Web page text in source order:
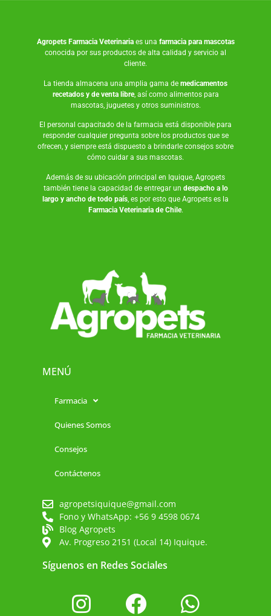
Agropets Farmacia Veterinariaes una farmacia para mascotas
conocida por sus productos de alta calidad y servicio al
cliente.
La tienda almacena una amplia gama de medicamentos
recetados y de venta libre, así como alimentos para
mascotas, juguetesy otros suministros.
El personal capacitado de la farmacia está disponible para
responder cualquier pregunta sobre los productos que se
ofrecen, y siempre está dispuesto a brindarle consejos sobre
cómo cuidar a sus mascotas.
Además de su ubicación principal en Iquique, Agropets
también tiene la capacidad de entregar un despacho a lo
largo y ancho de todo país , es por esto que Agropets es la
Farmacia Veterinaria de Chile.
MENÚ
Farmacia
Quienes Somos
Consejos
Contáctenos
agropetsiquique@gmail.com
Fono y WhatsApp: +56 9 4598 0674
Blog Agropets
Av. Progreso 2151 (Local 14) Iquique.
Síguenos en Redes Sociales